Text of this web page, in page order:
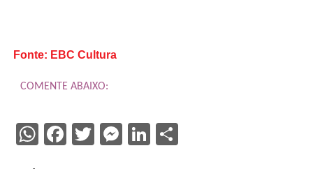
Fonte: EBC Cultura
COMENTE ABAIXO:
WhatsApp
Facebook
Twitter
Messenger
LinkedIn
Share